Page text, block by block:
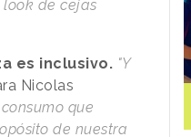
look de cejas
es inclusivo. "Y
Nicolas
que
de nuestra